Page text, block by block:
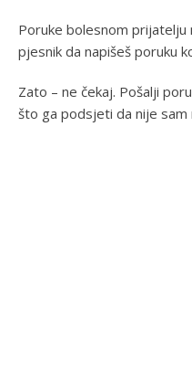
Poruke bolesnom prijatelju
pjesnik da napišeš poruku
Zato – ne čekaj. Pošalji
što ga podsjeti da nije